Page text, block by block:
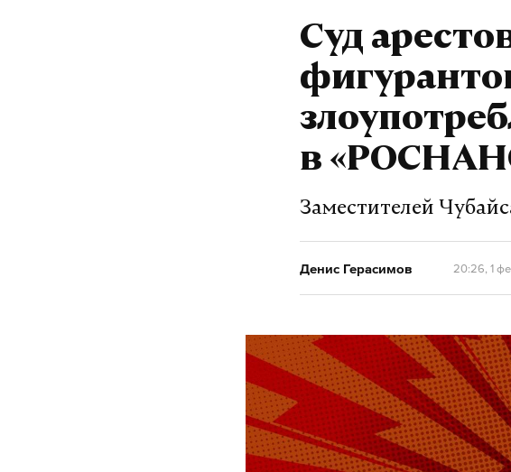
Суд
в
Заместителей
Денис Герасимов 20:26, 1